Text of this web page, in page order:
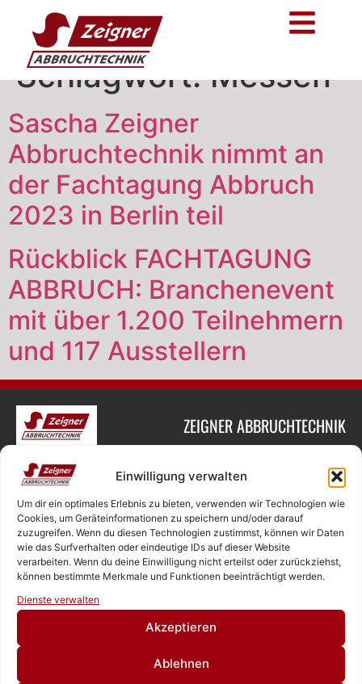
Einwilligung verwalten
Um dir ein optimales Erlebnis zu bieten, verwenden wir Technologien wie
Cookies, um Geräteinformationen zu speichern und/oder darauf
zuzugreifen. Wenn du diesen Technologien zustimmst, können wir Daten
wie das Surfverhalten oder eindeutige IDs auf dieser Website
verarbeiten. Wenn du deine Einwilligung nicht erteilst oder zurückziehst,
können bestimmte Merkmale und Funktionen beeinträchtigt werden.
Dienste verwalten
Akzeptieren
Ablehnen
Schlagwort:Messen
Sascha Zeigner
Abbruchtechnik nimmt an
der Fachtagung Abbruch
2023 in Berlin teil
Rückblick FACHTAGUNG
ABBRUCH: Branchenevent
mit über 1.200 Teilnehmern
und 117 Ausstellern
ZEIGNER ABBRUCHTECHNIK
SASCHA ZEIGNER
NEUKIRCHNER STRASSE 4
65510 HÜNSTETTEN
+49 6126 9843960‬
OFFICE@ZEIGNER.EU
Rufen Sie uns an!